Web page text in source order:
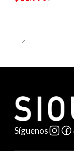
Síguenos